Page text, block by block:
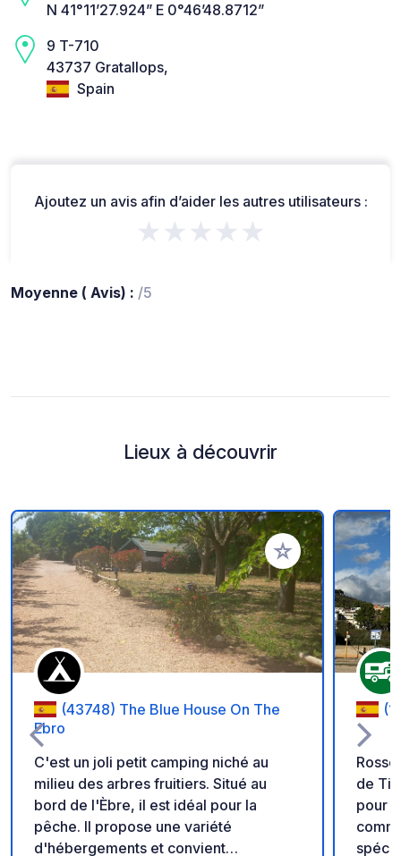
N 41°11’27.924” E 0°46’48.8712”
9 T-710
43737 Gratallops,
Spain
Ajoutez un avis afin d’aider les autres utilisateurs :
★★★★★
Moyenne ( Avis) : /5
Lieux à découvrir
Ajouter à vos
(43748) The Blue House On The
Ebro
C'est un joli petit camping niché au
milieu des arbres fruitiers. Situé au
bord de l'Èbre, il est idéal pour la
pêche. Il propose une variété
d'hébergements et convient
de
pour